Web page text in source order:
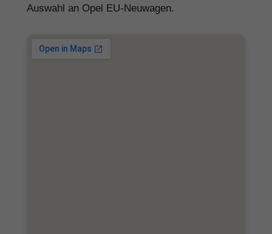
Auswahl an Opel EU-Neuwagen.